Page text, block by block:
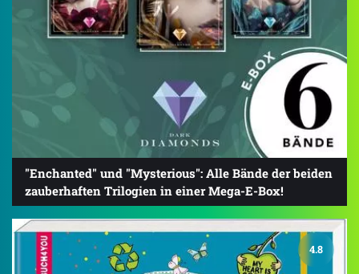
"Enchanted" und "Mysterious": Alle Bände der beiden
zauberhaften Trilogien in einer Mega-E-Box!
4.8